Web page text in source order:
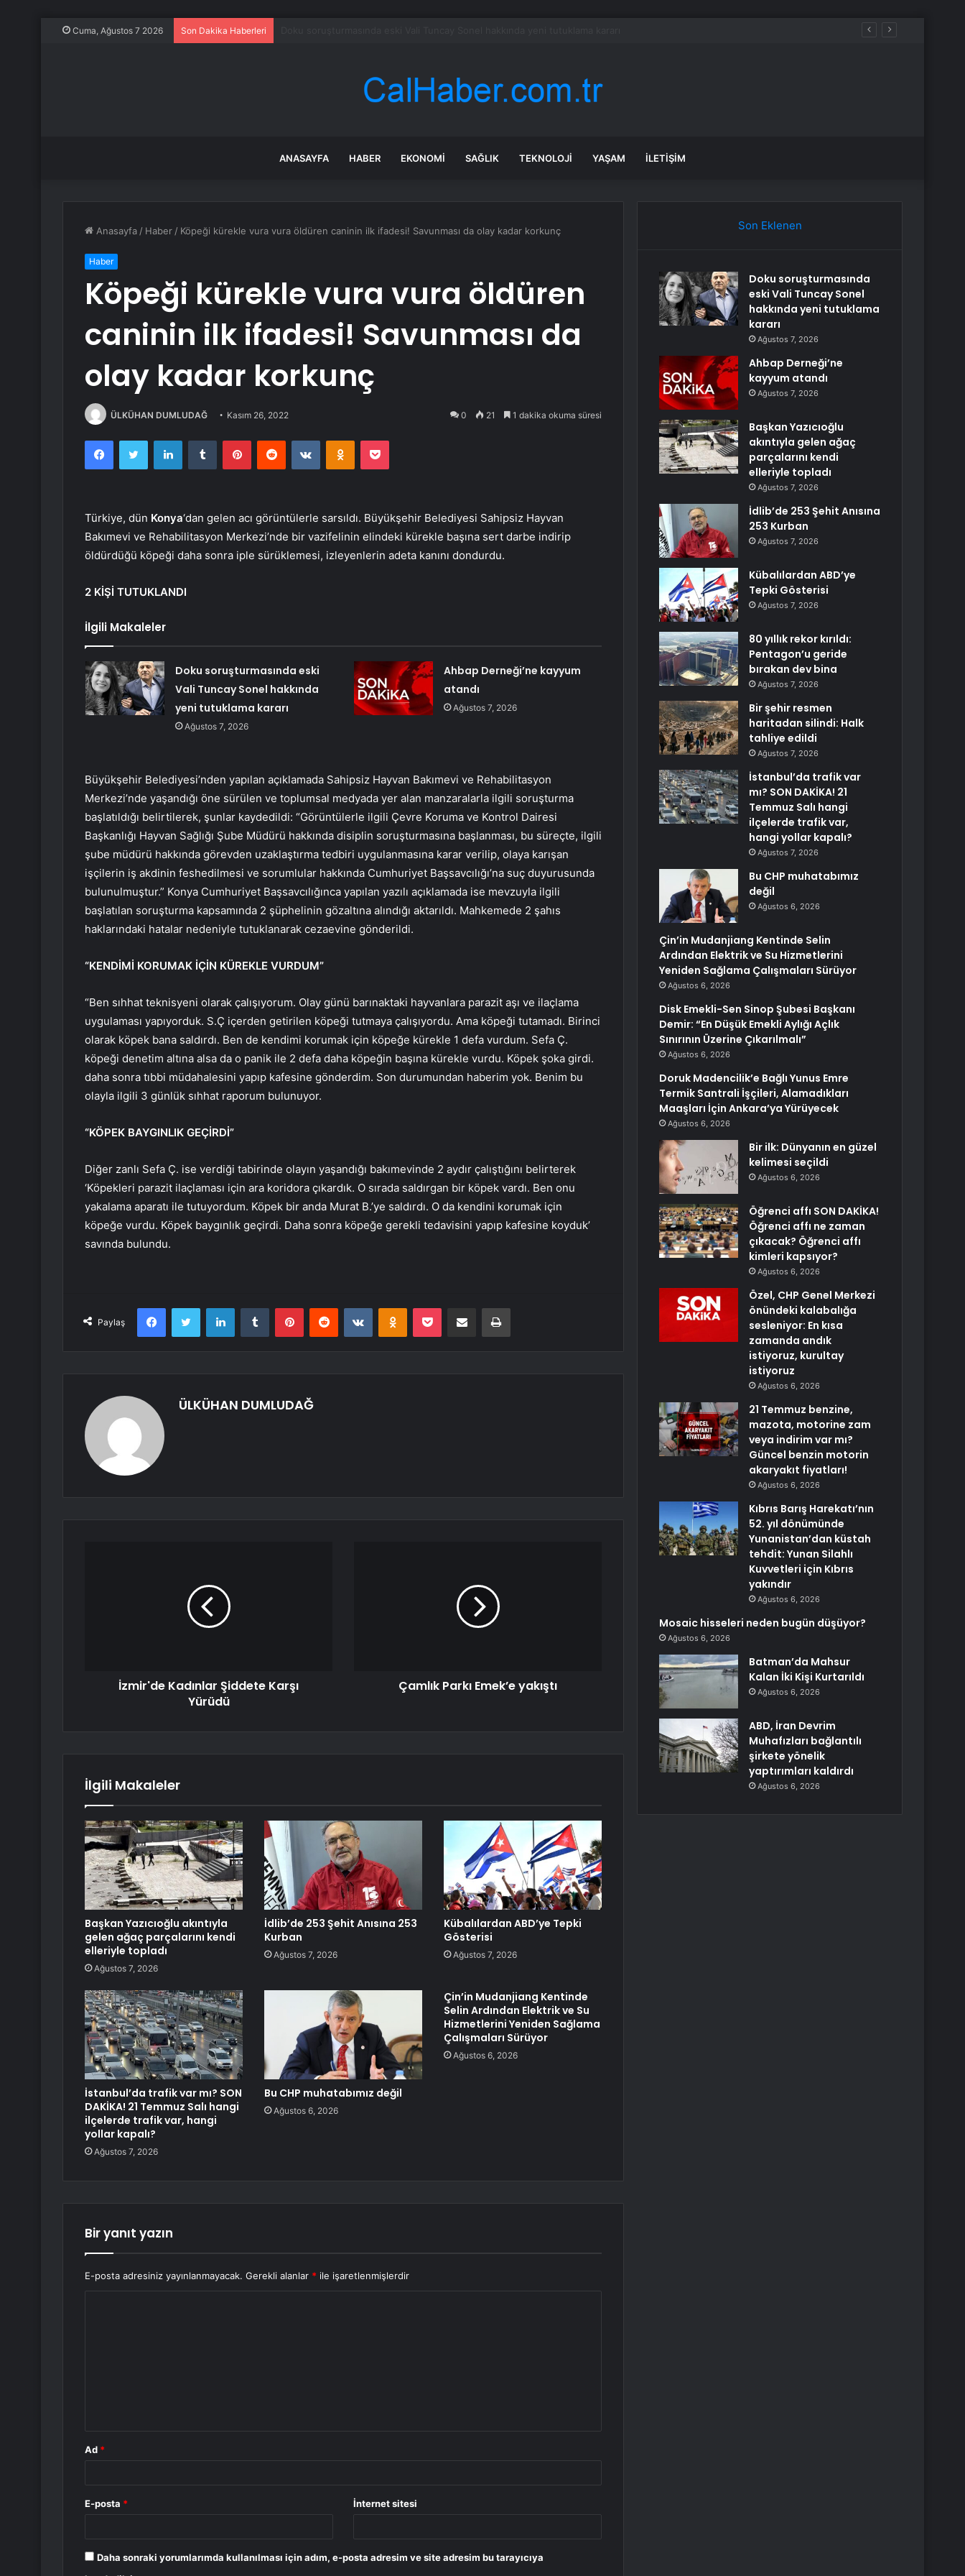
Cuma, Ağustos 7 2026 Son Dakika Haberleri
ANASAYFA HABER EKONOMI SAĞLIK TEKNOLOJI YAŞAM İLETIŞIM
Anasayfa / Haber / Köpeği kürekle vura vura öldüren caninin ilk ifadesi! Savunması da olay kadar korkunç
Haber
Köpeği kürekle vura vura öldüren
caninin ilk ifadesi! Savunması da
olay kadar korkunç
ÜLKÜHAN DUMLUDAĞ Kasım 26, 2022 0 21 1 dakika okuma süresi
FacebookTwitter LinkedInTumblr PinterestReddit VKontakteOdnoklassniki
Pocket
Türkiye, dün Konya‘dan gelen acı görüntülerle sarsıldı. Büyükşehir Belediyesi Sahipsiz Hayvan
Bakımevi ve Rehabilitasyon Merkezi’nde bir vazifelinin elindeki kürekle başına sert darbe indirip
öldürdüğü köpeği daha sonra iple sürüklemesi, izleyenlerin adeta kanını dondurdu.
2 KİŞİ TUTUKLANDI
İlgili Makaleler
Doku soruşturmasında eski
Vali Tuncay Sonel hakkında
yeni tutuklama kararı
Ağustos 7, 2026
Ahbap Derneği’ne kayyum
atandı
Ağustos 7, 2026
Büyükşehir Belediyesi’nden yapılan açıklamada Sahipsiz Hayvan Bakımevi ve Rehabilitasyon
Merkezi’nde yaşandığı öne sürülen ve toplumsal medyada yer alan manzaralarla ilgili soruşturma
başlatıldığı belirtilerek, şunlar kaydedildi: “Görüntülerle ilgili Çevre Koruma ve Kontrol Dairesi
Başkanlığı Hayvan Sağlığı Şube Müdürü hakkında disiplin soruşturmasına başlanması, bu süreçte, ilgili
şube müdürü hakkında görevden uzaklaştırma tedbiri uygulanmasına karar verilip, olaya karışan
işçilerin iş akdinin feshedilmesi ve sorumlular hakkında Cumhuriyet Başsavcılığı’na suç duyurusunda
bulunulmuştur.” Konya Cumhuriyet Başsavcılığınca yapılan yazılı açıklamada ise mevzuyla ilgili
başlatılan soruşturma kapsamında 2 şüphelinin gözaltına alındığı aktarıldı. Mahkemede 2 şahıs
haklarındaki hatalar nedeniyle tutuklanarak cezaevine gönderildi.
“KENDİMİ KORUMAK İÇİN KÜREKLE VURDUM”
“Ben sıhhat teknisyeni olarak çalışıyorum. Olay günü barınaktaki hayvanlara parazit aşı ve ilaçlama
uygulaması yapıyorduk. S.Ç içerden getirilen köpeği tutmaya çalışıyordu. Ama köpeği tutamadı. Birinci
olarak köpek bana saldırdı. Ben de kendimi korumak için köpeğe kürekle 1 defa vurdum. Sefa Ç.
köpeği denetim altına alsa da o panik ile 2 defa daha köpeğin başına kürekle vurdu. Köpek şoka girdi.
daha sonra tıbbi müdahalesini yapıp kafesine gönderdim. Son durumundan haberim yok. Benim bu
olayla ilgili 3 günlük sıhhat raporum bulunuyor.
“KÖPEK BAYGINLIK GEÇİRDİ”
Diğer zanlı Sefa Ç. ise verdiği tabirinde olayın yaşandığı bakımevinde 2 aydır çalıştığını belirterek
‘Köpekleri parazit ilaçlaması için ara koridora çıkardık. O sırada saldırgan bir köpek vardı. Ben onu
yakalama aparatı ile tutuyordum. Köpek bir anda Murat B.’ye saldırdı. O da kendini korumak için
köpeğe vurdu. Köpek baygınlık geçirdi. Daha sonra köpeğe gerekli tedavisini yapıp kafesine koyduk’
savında bulundu.
Paylaş
FacebookTwitter LinkedInTumblr PinterestReddit VKontakteOdnoklassniki
Pocket E-Posta ile paylaş Yazdır
ÜLKÜHAN DUMLUDAĞ
İzmir'de Kadınlar Şiddete Karşı
Yürüdü
Çamlık Parkı Emek’e yakıştı
İlgili Makaleler
Başkan Yazıcıoğlu akıntıyla
gelen ağaç parçalarını kendi
elleriyle topladı
Ağustos 7, 2026
İdlib’de 253 Şehit Anısına 253
Kurban
Ağustos 7, 2026
Kübalılardan ABD’ye Tepki
Gösterisi
Ağustos 7, 2026
İstanbul’da trafik var mı? SON
DAKİKA! 21 Temmuz Salı hangi
ilçelerde trafik var, hangi
yollar kapalı?
Ağustos 7, 2026
Bu CHP muhatabımız değil
Ağustos 6, 2026
Çin’in Mudanjiang Kentinde
Selin Ardından Elektrik ve Su
Hizmetlerini Yeniden Sağlama
Çalışmaları Sürüyor
Ağustos 6, 2026
Bir yanıt yazın
E-posta adresiniz yayınlanmayacak. Gerekli alanlar * ile işaretlenmişlerdir
Ad *
E-posta * İnternet sitesi
Daha sonraki yorumlarımda kullanılması için adım, e-posta adresim ve site adresim bu tarayıcıya
Son Eklenen
Doku soruşturmasında
eski Vali Tuncay Sonel
hakkında yeni tutuklama
kararı
Ağustos 7, 2026
Ahbap Derneği’ne
kayyum atandı
Ağustos 7, 2026
Başkan Yazıcıoğlu
akıntıyla gelen ağaç
parçalarını kendi
elleriyle topladı
Ağustos 7, 2026
İdlib’de 253 Şehit Anısına
253 Kurban
Ağustos 7, 2026
Kübalılardan ABD’ye
Tepki Gösterisi
Ağustos 7, 2026
80 yıllık rekor kırıldı:
Pentagon’u geride
bırakan dev bina
Ağustos 7, 2026
Bir şehir resmen
haritadan silindi: Halk
tahliye edildi
Ağustos 7, 2026
İstanbul’da trafik var
mı? SON DAKİKA! 21
Temmuz Salı hangi
ilçelerde trafik var,
hangi yollar kapalı?
Ağustos 7, 2026
Bu CHP muhatabımız
değil
Ağustos 6, 2026
Çin’in Mudanjiang Kentinde Selin
Ardından Elektrik ve Su Hizmetlerini
Yeniden Sağlama Çalışmaları Sürüyor
Ağustos 6, 2026
Disk Emekli-Sen Sinop Şubesi Başkanı
Demir: “En Düşük Emekli Aylığı Açlık
Sınırının Üzerine Çıkarılmalı”
Ağustos 6, 2026
Doruk Madencilik’e Bağlı Yunus Emre
Termik Santrali İşçileri, Alamadıkları
Maaşları İçin Ankara’ya Yürüyecek
Ağustos 6, 2026
Bir ilk: Dünyanın en güzel
kelimesi seçildi
Ağustos 6, 2026
Öğrenci affı SON DAKİKA!
Öğrenci affı ne zaman
çıkacak? Öğrenci affı
kimleri kapsıyor?
Ağustos 6, 2026
Özel, CHP Genel Merkezi
önündeki kalabalığa
sesleniyor: En kısa
zamanda andık
istiyoruz, kurultay
istiyoruz
Ağustos 6, 2026
21 Temmuz benzine,
mazota, motorine zam
veya indirim var mı?
Güncel benzin motorin
akaryakıt fiyatları!
Ağustos 6, 2026
Kıbrıs Barış Harekatı’nın
52. yıl dönümünde
Yunanistan’dan küstah
tehdit: Yunan Silahlı
Kuvvetleri için Kıbrıs
yakındır
Ağustos 6, 2026
Mosaic hisseleri neden bugün düşüyor?
Ağustos 6, 2026
Batman’da Mahsur
Kalan İki Kişi Kurtarıldı
Ağustos 6, 2026
ABD, İran Devrim
Muhafızları bağlantılı
şirkete yönelik
yaptırımları kaldırdı
Ağustos 6, 2026